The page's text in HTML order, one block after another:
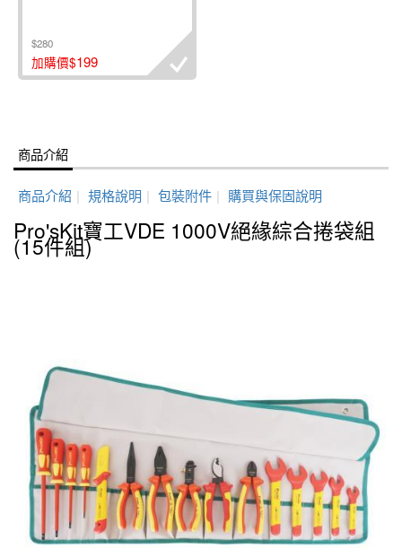
$280
加購價$199
商品介紹
商品介紹 | 規格說明 | 包裝附件 | 購買與保固說明
Pro'sKit寶工VDE 1000V絕緣綜合捲袋組
(15件組)